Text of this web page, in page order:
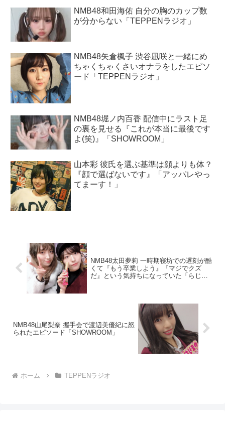
NMB48和田海佑 自分の胸のカップ数
が分からない「TEPPENラジオ」
NMB48矢倉楓子 渋谷凪咲と一緒にめ
ちゃくちゃくさいオナラをしたエピソ
ード「TEPPENラジオ」
NMB48堀ノ内百香 配信中にラスト足
の裏を見せる『これが本当に最後です
よ(笑)』「SHOWROOM」
山本彩 彼氏を選ぶ基準は顔よりも体？
『顔で選ばないです』「アッパレやっ
てまーす！」
NMB48太田夢莉 一時期寝坊での遅刻が酷
くて『もう卒業しよう』『マジでクズ
だ』という気持ちになっていた「らじこ
NMB48山尾梨奈 握手会で渡辺美優紀に怒
られたエピソード「SHOWROOM」
ホーム TEPPENラジオ